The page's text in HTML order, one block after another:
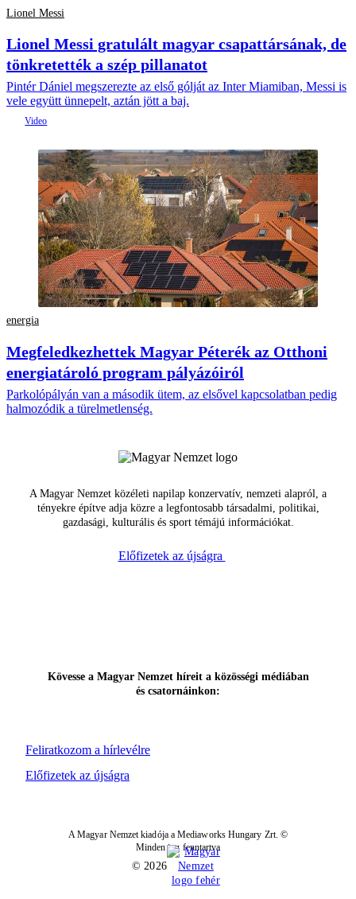
Lionel Messi
Lionel Messi gratulált magyar csapattársának, de
tönkretették a szép pillanatot
Pintér Dániel megszerezte az első gólját az Inter Miamiban, Messi is
vele együtt ünnepelt, aztán jött a baj.
energia
Megfeledkezhettek Magyar Péterék az Otthoni
energiatároló program pályázóiról
Parkolópályán van a második ütem, az elsővel kapcsolatban pedig
halmozódik a türelmetlenség.
A Magyar Nemzet közéleti napilap konzervatív, nemzeti alapról, a
tényekre építve adja közre a legfontosabb társadalmi, politikai,
gazdasági, kulturális és sport témájú információkat.
Előfizetek az újságra
Feliratkozom a hírlevélre
Kövesse a Magyar Nemzet híreit a közösségi médiában
és csatornáinkon:
Előfizetek az újságra
A Magyar Nemzet kiadója a Mediaworks Hungary Zrt. ©
Minden jog fenntartva
© 2026